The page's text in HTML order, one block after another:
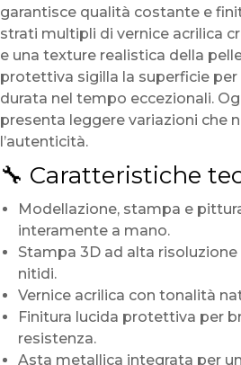
garantisce qualità costante e
strati multipli di vernice acrilica
e una texture realistica della
protettiva sigilla la superficie per
durata nel tempo eccezionali.
presenta leggere variazioni che
l’autenticità.
🔧 Caratteristiche
Modellazione, stampa e
interamente a mano.
Stampa 3D ad alta
nitidi.
Vernice acrilica con tonalità
Finitura lucida protettiva per
resistenza.
Asta metallica integrata per